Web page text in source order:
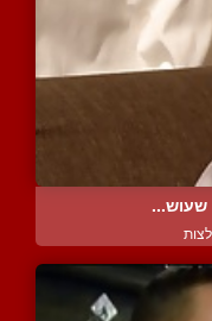
שעוש...